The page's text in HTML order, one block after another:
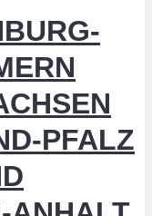
PFALZ